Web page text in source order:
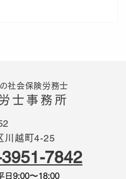
社会保険労務士
士事務所
川越町4-25
7842
日 9:00〜18:00